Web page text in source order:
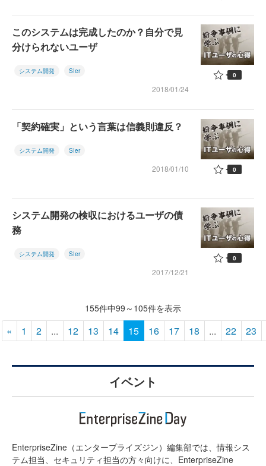
このシステムは完成したのか？自分で見
分けられないユーザ
システム開発 SIer
2018/01/24
0
「契約確実」という言葉は信義則違反？
システム開発 SIer
2018/01/10 0
システム開発の検収におけるユーザの債
務
システム開発 SIer
2017/12/21
0
155件中99～105件を表示
« 1 2 ... 12 13 14 15 16 17 18 ... 22 23
イベント
EnterpriseZine（エンタープライズジン）編集部では、情報シス
テム担当、セキュリティ担当の方々向けに、EnterpriseZine